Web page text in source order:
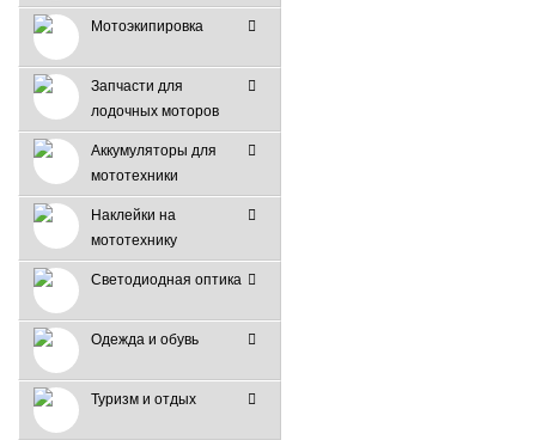
Мотоэкипировка
Запчасти для
лодочных моторов
Аккумуляторы для
мототехники
Наклейки на
мототехнику
Светодиодная оптика
Одежда и обувь
Туризм и отдых